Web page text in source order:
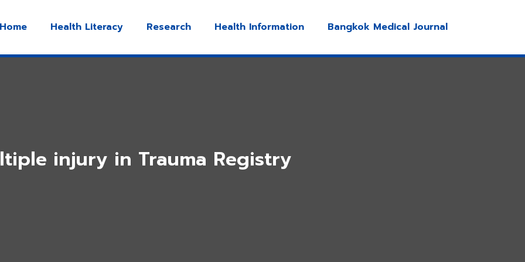
Home Health Literacy Research Health Information Bangkok Medical Journal
injury in Trauma Registry